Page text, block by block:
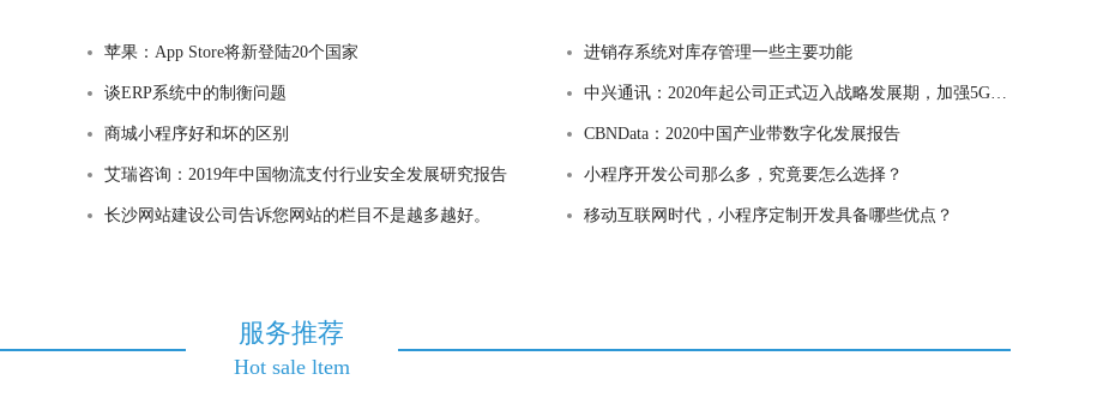
苹果：App Store将新登陆20个国家 进销存系统对库存管理一些主要功能
谈ERP系统中的制衡问题 中兴通讯：2020年起公司正式迈入战略发展期，加强5G研发和投入
商城小程序好和坏的区别 CBNData：2020中国产业带数字化发展报告
艾瑞咨询：2019年中国物流支付行业安全发展研究报告 小程序开发公司那么多，究竟要怎么选择？
长沙网站建设公司告诉您网站的栏目不是越多越好。 移动互联网时代，小程序定制开发具备哪些优点？
服务推荐
Hot sale ltem